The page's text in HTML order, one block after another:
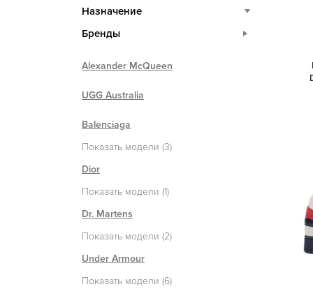
Назначение
Бренды
Alexander McQueen
UGG Australia
Balenciaga
Показать модели (3)
Dior
Показать модели (1)
Dr. Martens
Показать модели (2)
Under Armour
Показать модели (6)